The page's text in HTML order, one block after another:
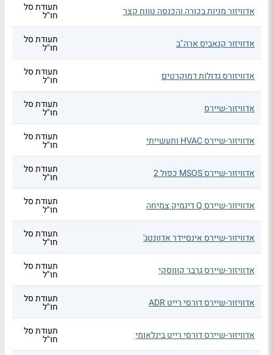
אדוויזור מניות בכורה והכנסה טווח קצר תעודת סל
חו"ל
אדוויזור קנאביס ארה"ב תעודת סל
חו"ל
אדוויזורס גדולות דמוקרטים תעודת סל
חו"ל
אדוויזור-שיירס תעודת סל
חו"ל
אדוויזור-שיירס HVAC ותעשייתי תעודת סל
חו"ל
אדוויזור-שיירס MSOS כפול 2 תעודת סל
חו"ל
אדוויזור-שיירס Q דינמיק צמיחה תעודת סל
חו"ל
אדוויזור-שיירס אינסיידר אדוונטג' תעודת סל
חו"ל
אדוויזור-שיירס גרבר קוווסקי תעודת סל
חו"ל
אדוויזור-שיירס דורסי רייט ADR תעודת סל
חו"ל
אדוויזור-שיירס דורסי רייט בינלאומי תעודת סל
חו"ל